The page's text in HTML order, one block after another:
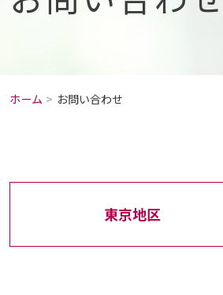
ホーム お問い合わせ
東京地区